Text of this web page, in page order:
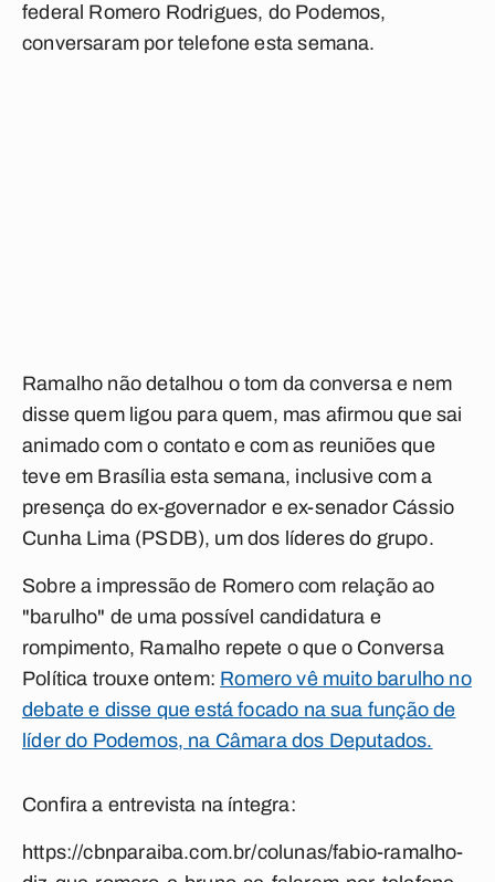
federal Romero Rodrigues, do Podemos,
conversaram por telefone esta semana.
Ramalho não detalhou o tom da conversa e nem
disse quem ligou para quem, mas afirmou que sai
animado com o contato e com as reuniões que
teve em Brasília esta semana, inclusive com a
presença do ex-governador e ex-senador Cássio
Cunha Lima (PSDB), um dos líderes do grupo.
Sobre a impressão de Romero com relação ao
"barulho" de uma possível candidatura e
rompimento, Ramalho repete o que o Conversa
Política trouxe ontem: Romero vê muito barulho no
debate e disse que está focado na sua função de
líder do Podemos, na Câmara dos Deputados.
Confira a entrevista na íntegra:
https://cbnparaiba.com.br/colunas/fabio-ramalho-